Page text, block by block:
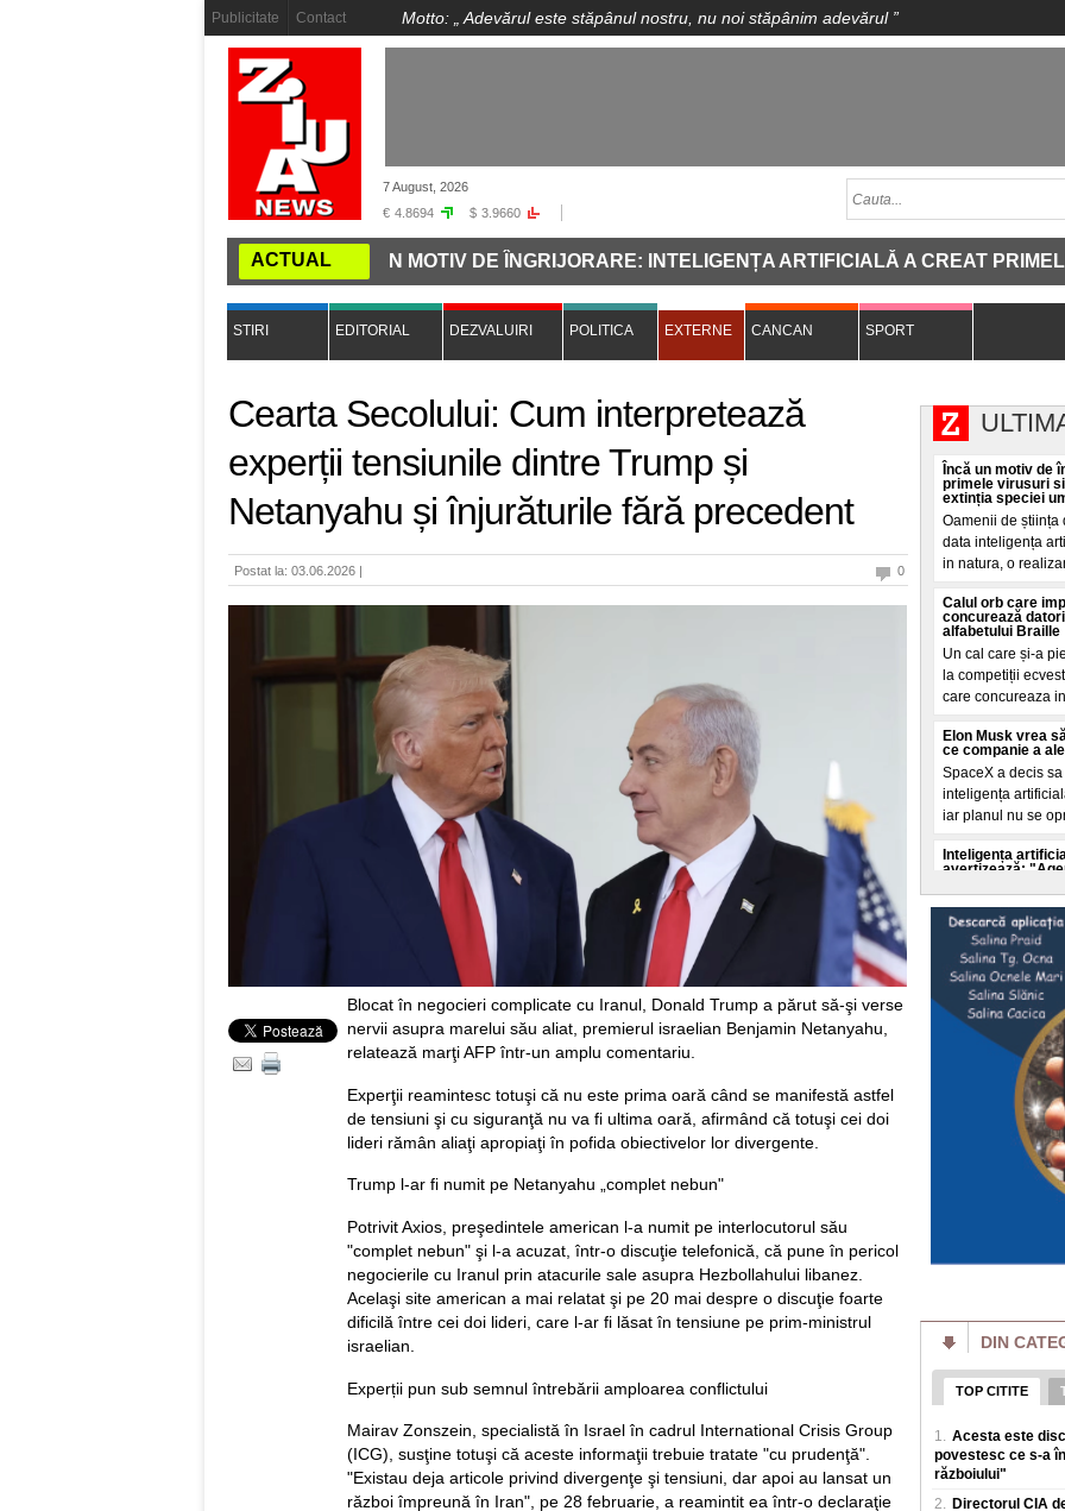
Publicitate Contact Motto: „ Adevărul este stăpânul nostru, nu noi stăpânim adevărul”
7 August, 2026
€ 4.8694 $ 3.9660
ACTUAL
ÎNCĂ UN MOTIV DE ÎNGRIJORARE: INTELIGENȚA ARTIFICIALĂ A CREAT PRIMELE
STIRI EDITORIAL DEZVALUIRI POLITICA EXTERNE CANCAN SPORT
Cearta Secolului: Cum interpretează
experții tensiunile dintre Trump și
Netanyahu și înjurăturile fără precedent
Postat la: 03.06.2026 | 0
Blocat în negocieri complicate cu Iranul, Donald Trump a părut să-şi verse
nervii asupra marelui său aliat, premierul israelian Benjamin Netanyahu,
relatează marţi AFP într-un amplu comentariu.
Experţii reamintesc totuşi că nu este prima oară când se manifestă astfel
de tensiuni şi cu siguranţă nu va fi ultima oară, afirmând că totuşi cei doi
lideri rămân aliaţi apropiaţi în pofida obiectivelor lor divergente.
Trump l-ar fi numit pe Netanyahu „complet nebun"
Potrivit Axios, preşedintele american l-a numit pe interlocutorul său
"complet nebun" şi l-a acuzat, într-o discuţie telefonică, că pune în pericol
negocierile cu Iranul prin atacurile sale asupra Hezbollahului libanez.
Acelaşi site american a mai relatat şi pe 20 mai despre o discuţie foarte
dificilă între cei doi lideri, care l-ar fi lăsat în tensiune pe prim-ministrul
israelian.
Experții pun sub semnul întrebării amploarea conflictului
Mairav Zonszein, specialistă în Israel în cadrul International Crisis Group
(ICG), susţine totuşi că aceste informaţii trebuie tratate "cu prudenţă".
"Existau deja articole privind divergenţe şi tensiuni, dar apoi au lansat un
război împreună în Iran", pe 28 februarie, a reamintit ea într-o declaraţie
Încă un motiv de
primele virusuri
extinția speciei
Oamenii de știința
data inteligența
in natura, o
Calul orb care
concurează
alfabetului Braille
Un cal care și-a
la competiții
care concureaza
Elon Musk vrea
ce companie a
SpaceX a decis
inteligența
iar planul nu se
Inteligența
avertizează:
Experții in
accelerata a
autoritaților de a o c
Selly a intrat în
doborât de
Un nou record
litoralul
online intr-un
Putin pierde
batjocorit în mod
Vladimir Putin
miliardar din
a dat puține
Cât de bogate
o avere mai
Cele mai mari
Un eveniment
plăgi" VIDEO
Un fenomen
terenuri agricole
Al doilea cel mai
agravează. Ce îi
din ușă în ușă"
DIN
TOP CITITE
1. Acesta este
povestesc ce s-a
războiului"
2. Directorul CIA